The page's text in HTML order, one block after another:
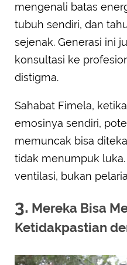
mengenali batas
tubuh sendiri, dan
sejenak. Generasi ini
konsultasi ke
distigma.
Sahabat Fimela,
emosinya sendiri,
memuncak bisa
tidak menumpuk
ventilasi, bukan
3. Mereka Bisa
Ketidakpastian